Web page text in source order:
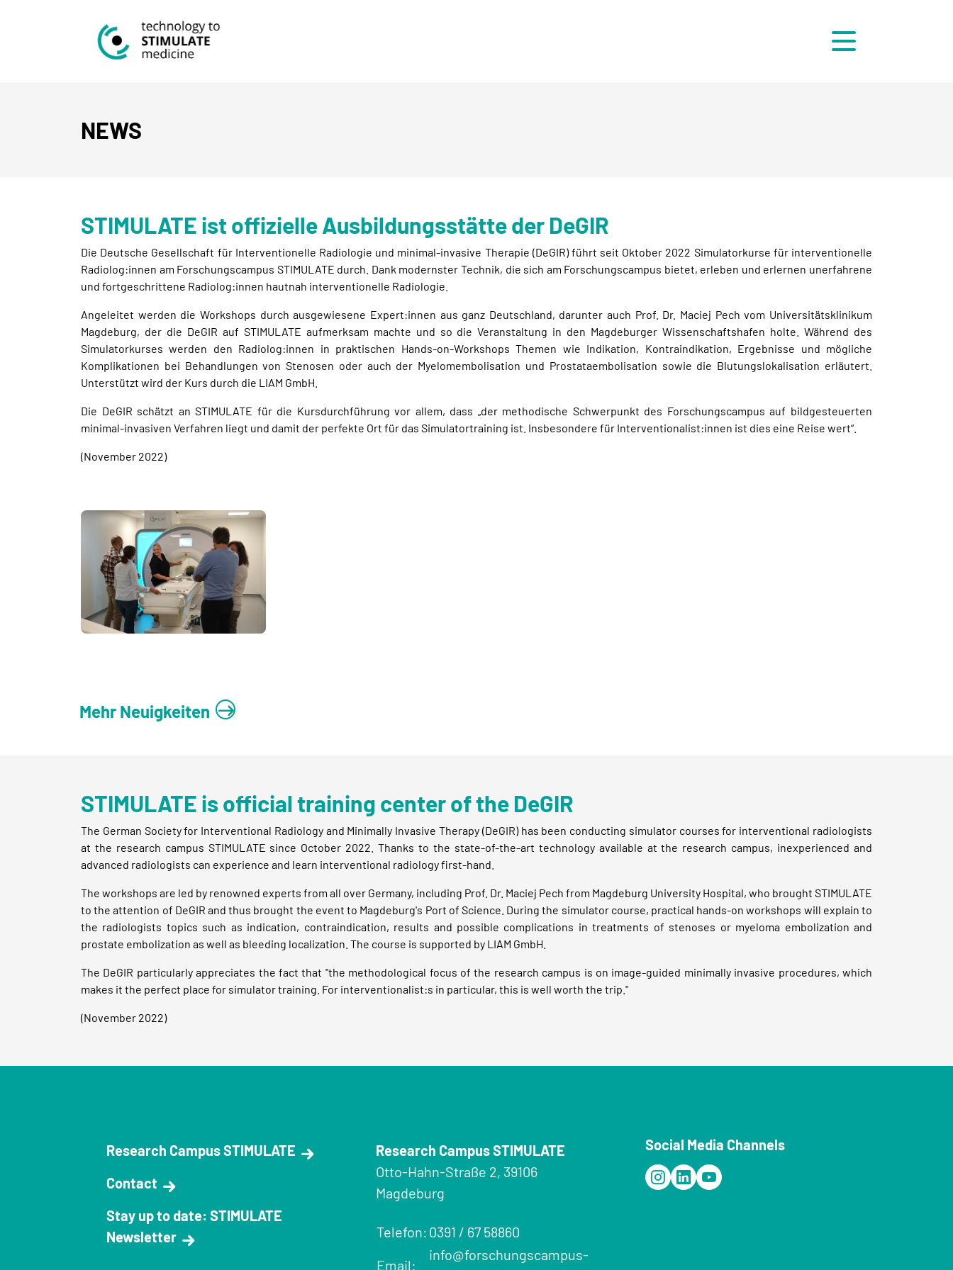
Menü
NEWS
STIMULATE ist offizielle Ausbildungsstätte der DeGIR
Die Deutsche Gesellschaft für Interventionelle Radiologie und minimal-invasive Therapie (DeGIR) führt seit Oktober 2022 Simulatorkurse für interventionelle
Radiolog:innen am Forschungscampus STIMULATE durch. Dank modernster Technik, die sich am Forschungscampus bietet, erleben und erlernen unerfahrene
und fortgeschrittene Radiolog:innen hautnah interventionelle Radiologie.
Angeleitet werden die Workshops durch ausgewiesene Expert:innen aus ganz Deutschland, darunter auch Prof. Dr. Maciej Pech vom Universitätsklinikum
Magdeburg, der die DeGIR auf STIMULATE aufmerksam machte und so die Veranstaltung in den Magdeburger Wissenschaftshafen holte. Während des
Simulatorkurses werden den Radiolog:innen in praktischen Hands-on-Workshops Themen wie Indikation, Kontraindikation, Ergebnisse und mögliche
Komplikationen bei Behandlungen von Stenosen oder auch der Myelomembolisation und Prostataembolisation sowie die Blutungslokalisation erläutert.
Unterstützt wird der Kurs durch die LIAM GmbH.
Die DeGIR schätzt an STIMULATE für die Kursdurchführung vor allem, dass „der methodische Schwerpunkt des Forschungscampus auf bildgesteuerten
minimal-invasiven Verfahren liegt und damit der perfekte Ort für das Simulatortraining ist. Insbesondere für Interventionalist:innen ist dies eine Reise wert“.
(November 2022)
Mehr Neuigkeiten
STIMULATE is official training center of the DeGIR
The German Society for Interventional Radiology and Minimally Invasive Therapy (DeGIR) has been conducting simulator courses for interventional radiologists
at the research campus STIMULATE since October 2022. Thanks to the state-of-the-art technology available at the research campus, inexperienced and
advanced radiologists can experience and learn interventional radiology first-hand.
The workshops are led by renowned experts from all over Germany, including Prof. Dr. Maciej Pech from Magdeburg University Hospital, who brought STIMULATE
to the attention of DeGIR and thus brought the event to Magdeburg's Port of Science. During the simulator course, practical hands-on workshops will explain to
the radiologists topics such as indication, contraindication, results and possible complications in treatments of stenoses or myeloma embolization and
prostate embolization as well as bleeding localization. The course is supported by LIAM GmbH.
The DeGIR particularly appreciates the fact that "the methodological focus of the research campus is on image-guided minimally invasive procedures, which
makes it the perfect place for simulator training. For interventionalist:s in particular, this is well worth the trip."
(November 2022)
Research Campus STIMULATE
Contact
Stay up to date: STIMULATE
Newsletter
Social Media Channels
Research Campus STIMULATE
Otto-Hahn-Straße 2, 39106
Magdeburg
Telefon: 0391 / 67 58860
Email:
info@forschungscampus-